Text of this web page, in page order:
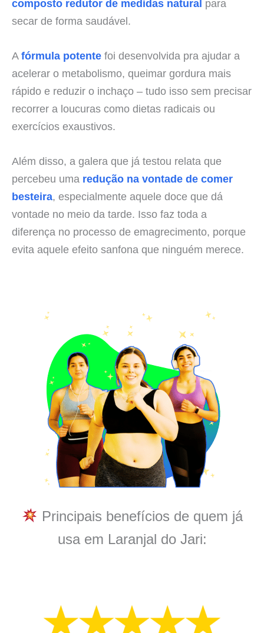
composto redutor de medidas natural para
secar de forma saudável.
Afórmula potente foi desenvolvida pra ajudar a
acelerar o metabolismo, queimar gordura mais
rápido e reduzir o inchaço – tudo isso sem precisar
recorrer a loucuras como dietas radicais ou
exercícios exaustivos.
Além disso, a galera que já testou relata que
percebeu uma redução na vontade de comer
besteira, especialmente aquele doce que dá
vontade no meio da tarde. Isso faz toda a
diferença no processo de emagrecimento, porque
evita aquele efeito sanfona que ninguém merece.
Principais benefícios de quem já
usa em Laranjal do Jari: